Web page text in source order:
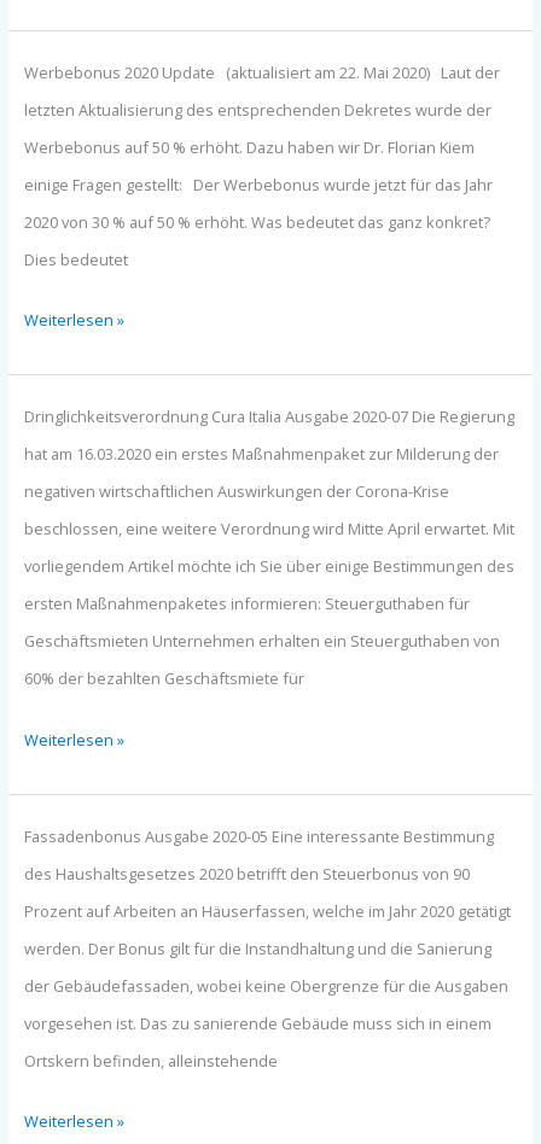
Werbebonus 2020 Update (aktualisiert am 22. Mai 2020) Laut der
letzten Aktualisierung des entsprechenden Dekretes wurde der
Werbebonus auf 50 % erhöht. Dazu haben wir Dr. Florian Kiem
einige Fragen gestellt: Der Werbebonus wurde jetzt für das Jahr
2020 von 30 % auf 50 % erhöht. Was bedeutet das ganz konkret?
Dies bedeutet
Werbebonus
2020
(Ausgabe
2020-
09)
Weiterlesen »
Dringlichkeitsverordnung Cura Italia Ausgabe 2020-07 Die Regierung
hat am 16.03.2020 ein erstes Maßnahmenpaket zur Milderung der
negativen wirtschaftlichen Auswirkungen der Corona-Krise
beschlossen, eine weitere Verordnung wird Mitte April erwartet. Mit
vorliegendem Artikel möchte ich Sie über einige Bestimmungen des
ersten Maßnahmenpaketes informieren: Steuerguthaben für
Geschäftsmieten Unternehmen erhalten ein Steuerguthaben von
60% der bezahlten Geschäftsmiete für
Dringlichkeitsverordnung
„Cura
Italia“
(Ausgabe
2020-
07)
Weiterlesen »
Fassadenbonus Ausgabe 2020-05 Eine interessante Bestimmung
des Haushaltsgesetzes 2020 betrifft den Steuerbonus von 90
Prozent auf Arbeiten an Häuserfassen, welche im Jahr 2020 getätigt
werden. Der Bonus gilt für die Instandhaltung und die Sanierung
der Gebäudefassaden, wobei keine Obergrenze für die Ausgaben
vorgesehen ist. Das zu sanierende Gebäude muss sich in einem
Ortskern befinden, alleinstehende
Haushaltsgesetzt
2020
Fassadenbonus
(Ausgabe
2020-
05)
Weiterlesen »